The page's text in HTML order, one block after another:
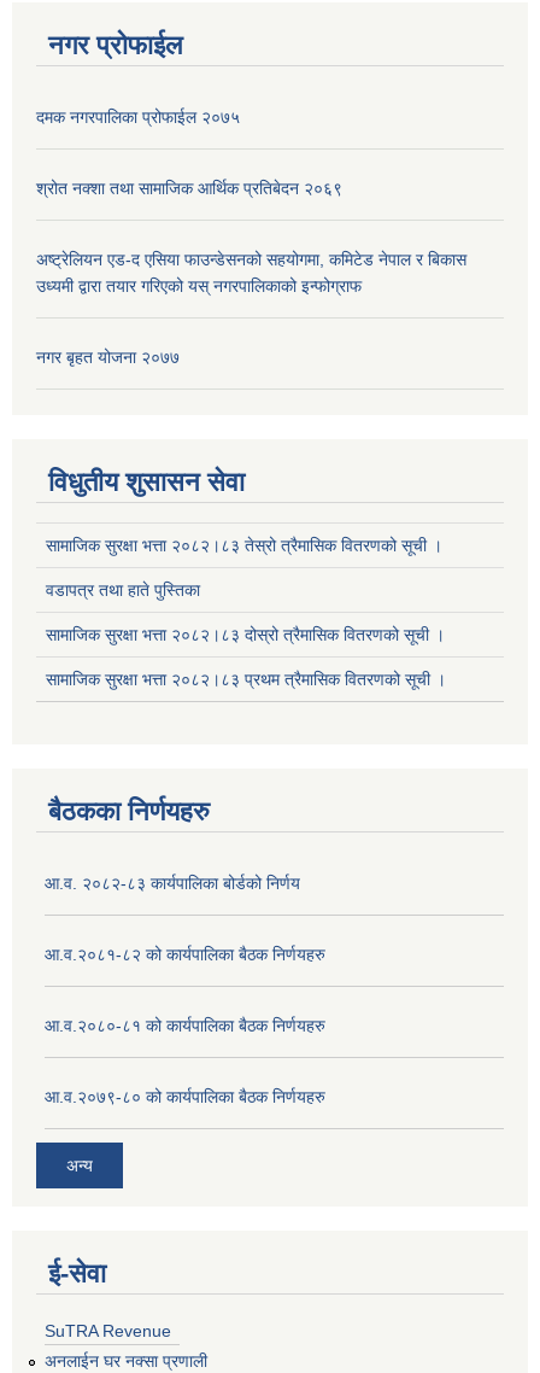
नगर प्रोफाईल
दमक नगरपालिका प्रोफाईल २०७५
श्रोत नक्शा तथा सामाजिक आर्थिक प्रतिबेदन २०६९
अष्ट्रेलियन एड-द एसिया फाउन्डेसनको सहयोगमा, कमिटेड नेपाल र बिकास
उध्यमी द्वारा तयार गरिएको यस् नगरपालिकाको इन्फोग्राफ
नगर बृहत योजना २०७७
विधुतीय शुसासन सेवा
सामाजिक सुरक्षा भत्ता २०८२।८३ तेस्रो त्रैमासिक वितरणको सूची ।
वडापत्र तथा हाते पुस्तिका
सामाजिक सुरक्षा भत्ता २०८२।८३ दोस्रो त्रैमासिक वितरणको सूची ।
सामाजिक सुरक्षा भत्ता २०८२।८३ प्रथम त्रैमासिक वितरणको सूची ।
बैठकका निर्णयहरु
आ.व. २०८२-८३ कार्यपालिका बोर्डको निर्णय
आ.व.२०८१-८२ को कार्यपालिका बैठक निर्णयहरु
आ.व.२०८०-८१ को कार्यपालिका बैठक निर्णयहरु
आ.व.२०७९-८० को कार्यपालिका बैठक निर्णयहरु
अन्य
ई‍-सेवा
SuTRA Revenue
अनलाईन घर नक्सा प्रणाली